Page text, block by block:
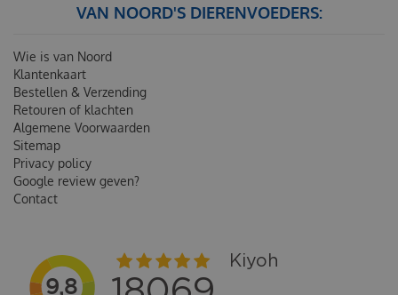
VAN NOORD'S DIERENVOEDERS:
Wie is van Noord
Klantenkaart
Bestellen & Verzending
Retouren of klachten
Algemene Voorwaarden
Sitemap
Privacy policy
Google review geven?
Contact